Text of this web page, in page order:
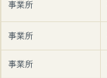
事業所
事業所
事業所